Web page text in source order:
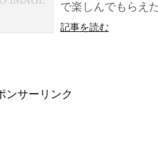
で楽しんでもらえ
記事を読む
ンサーリンク